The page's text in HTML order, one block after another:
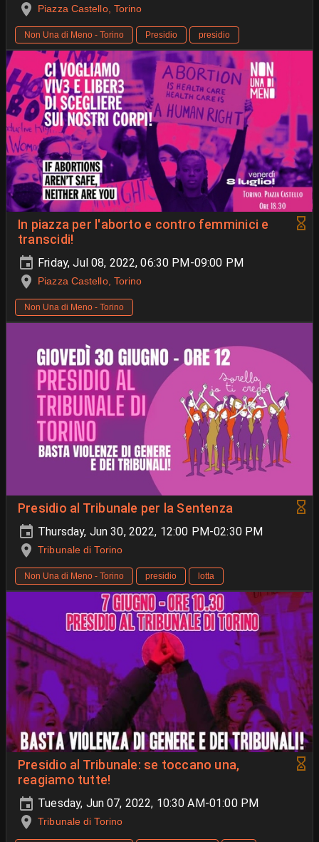
Piazza Castello, Torino
Non Una di Meno - Torino Presidio presidio
In piazza per l'aborto e contro femminici e
transcidi!
Friday, Jul 08, 2022, 06:30 PM-09:00 PM
Piazza Castello, Torino
Non Una di Meno - Torino
Presidio al Tribunale per la Sentenza
Thursday, Jun 30, 2022, 12:00 PM-02:30 PM
Tribunale di Torino
Non Una di Meno - Torino presidio lotta
Presidio al Tribunale: se toccano una,
reagiamo tutte!
Tuesday, Jun 07, 2022, 10:30 AM-01:00 PM
Tribunale di Torino